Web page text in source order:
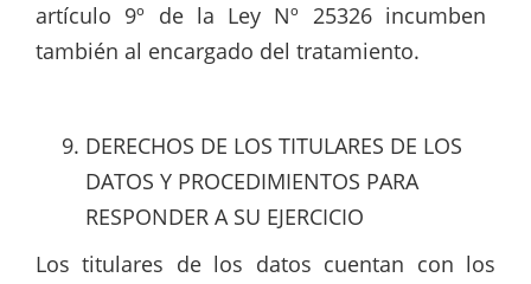
artículo 9º de la Ley Nº 25326 incumben
también al encargado del tratamiento.
DERECHOS DE LOS TITULARES DE LOS
DATOS Y PROCEDIMIENTOS PARA
RESPONDER A SU EJERCICIO
Los titulares de los datos cuentan con los